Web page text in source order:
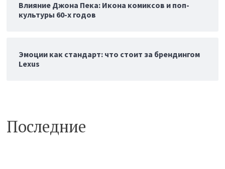
Влияние Джона Пека: Икона комиксов и поп-
культуры 60-х годов
Эмоции как стандарт: что стоит за брендингом
Lexus
Последние